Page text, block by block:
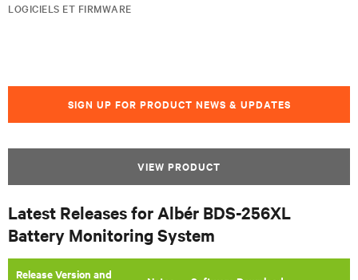
LOGICIELS ET FIRMWARE
SIGN UP FOR PRODUCT NEWS & UPDATES
VIEW PRODUCT
Latest Releases for Albér BDS-256XL
Battery Monitoring System
Release Version and